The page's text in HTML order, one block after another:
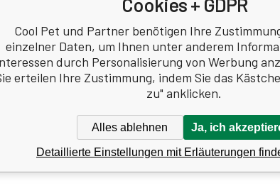
Nr.: 60745291
CZ60745291
Rücktritt vom Vertrag
Datenschutzbestimmungen
Rezension
Cookies + GDPR
Cool Pet und Partner benötigen Ihre
einzelner Daten, um Ihnen unter anderem
durch Personalisierung von Werbung
erteilen Ihre Zustimmung, indem Sie das
zu" anklicken.
Alles ablehnen Ja, ich
Detaillierte Einstellungen mit Erläuterungen